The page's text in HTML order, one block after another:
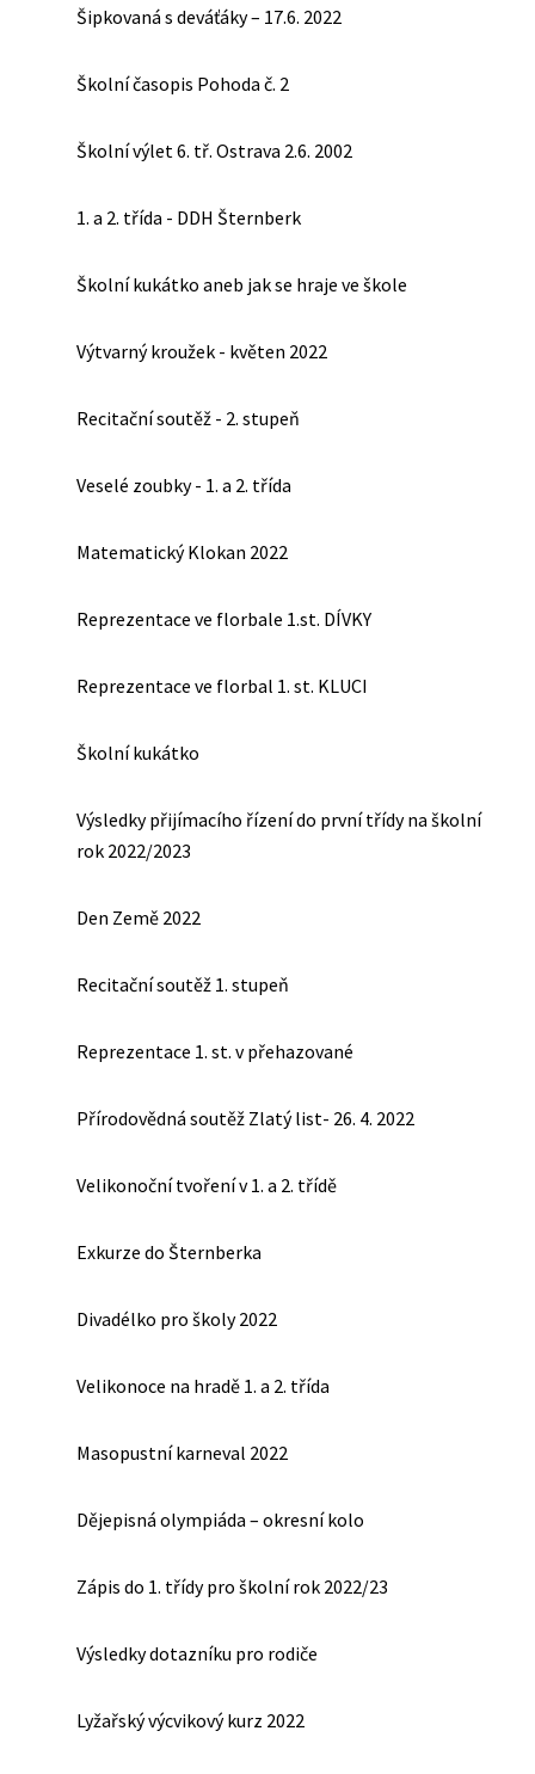
Šipkovaná s deváťáky – 17.6. 2022
Školní časopis Pohoda č. 2
Školní výlet 6. tř. Ostrava 2.6. 2002
1. a 2. třída - DDH Šternberk
Školní kukátko aneb jak se hraje ve škole
Výtvarný kroužek - květen 2022
Recitační soutěž - 2. stupeň
Veselé zoubky - 1. a 2. třída
Matematický Klokan 2022
Reprezentace ve florbale 1.st. DÍVKY
Reprezentace ve florbal 1. st. KLUCI
Školní kukátko
Výsledky přijímacího řízení do první třídy na školní
rok 2022/2023
Den Země 2022
Recitační soutěž 1. stupeň
Reprezentace 1. st. v přehazované
Přírodovědná soutěž Zlatý list- 26. 4. 2022
Velikonoční tvoření v 1. a 2. třídě
Exkurze do Šternberka
Divadélko pro školy 2022
Velikonoce na hradě 1. a 2. třída
Masopustní karneval 2022
Dějepisná olympiáda – okresní kolo
Zápis do 1. třídy pro školní rok 2022/23
Výsledky dotazníku pro rodiče
Lyžařský výcvikový kurz 2022